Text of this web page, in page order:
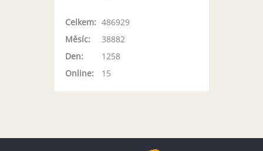
Online: 15
Celkem: 486929
Měsíc:
38882
Den:
1258